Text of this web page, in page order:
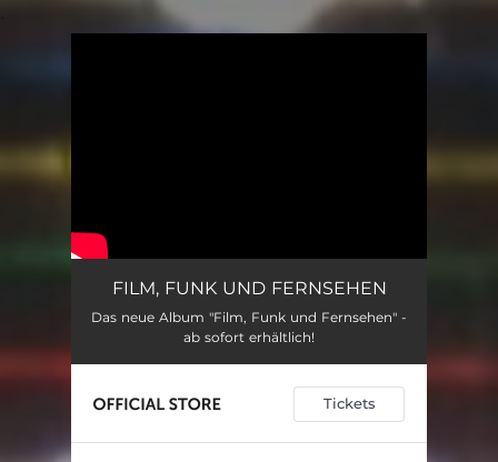
FILM, FUNK UND FERNSEHEN
Das neue Album "Film, Funk und Fernsehen" -
ab sofort erhältlich!
Tickets
.